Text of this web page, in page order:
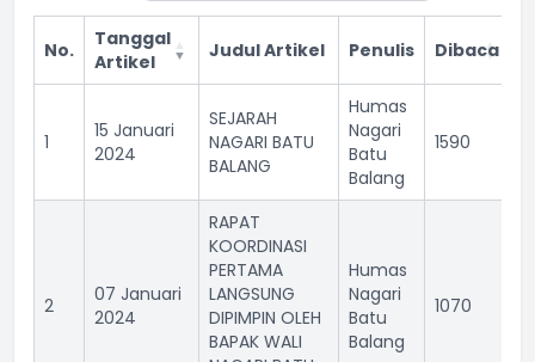
No.
Tanggal
Artikel
Judul Artikel Penulis Dibaca
1
15 Januari
2024
SEJARAH
NAGARI BATU
BALANG
Humas
Nagari
Batu
Balang
1590
2
07 Januari
2024
RAPAT
KOORDINASI
PERTAMA
LANGSUNG
DIPIMPIN OLEH
BAPAK WALI
Humas
Nagari
Batu
Balang
1070